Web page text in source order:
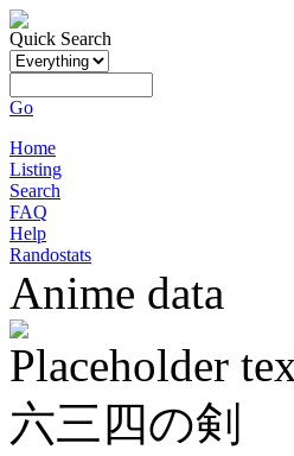
Quick Search
Go
Home
Listing
Search
FAQ
Help
Randostats
Anime data
Placeholder
六三四の剣